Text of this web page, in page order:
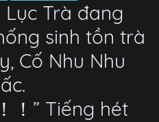
Lục Trà đang
sinh tồn trà
Cố Nhu Nhu
！” Tiếng hét